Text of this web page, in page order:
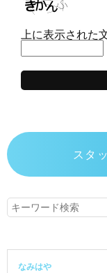
上に表示された
スタ
なみはや